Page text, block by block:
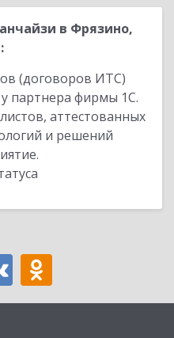
в Фрязино,
(договоров ИТС)
партнера фирмы 1С.
аттестованных
и решений